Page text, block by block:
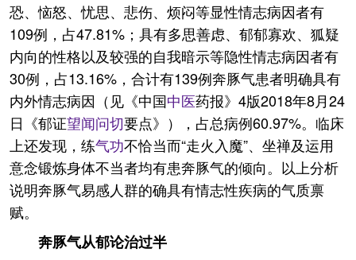
恐、恼怒、忧思、悲伤、烦闷等显性情志病因者有
109例，占47.81%；具有多思善虑、郁郁寡欢、狐疑
内向的性格以及较强的自我暗示等隐性情志病因者有
30例，占13.16%，合计有139例奔豚气患者明确具有
内外情志病因（见《中国中医药报》4版2018年8月24
日《郁证望闻问切要点》），占总病例60.97%。临床
上还发现，练气功不恰当而“走火入魔”、坐禅及运用
意念锻炼身体不当者均有患奔豚气的倾向。以上分析
说明奔豚气易感人群的确具有情志性疾病的气质禀
赋。
奔豚气从郁论治过半